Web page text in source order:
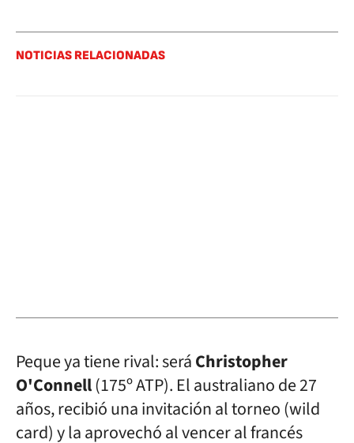
NOTICIAS RELACIONADAS
Peque ya tiene rival: seráChristopher
O'Connell(175º ATP). El australiano de 27
años, recibió una invitación al torneo (wild
card) y la aprovechó al vencer al francés